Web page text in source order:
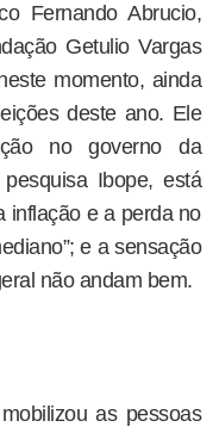
Fernando Abrucio,
Getulio Vargas
momento, ainda
deste ano. Ele
no governo da
Ibope, está
inflação e a perda no
e a sensação
não andam bem.
as pessoas